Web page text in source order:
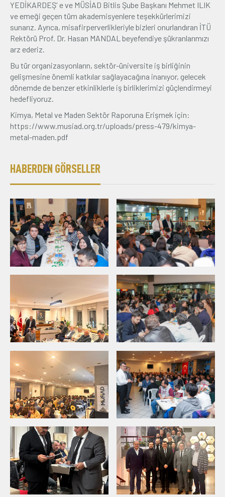
YEDİKARDEŞ' e ve MÜSİAD Bitlis Şube Başkanı Mehmet ILIK
ve emeği geçen tüm akademisyenlere teşekkürlerimizi
sunarız. Ayrıca, misafirperverlikleriyle bizleri onurlandıran İTÜ
Rektörü Prof. Dr. Hasan MANDAL beyefendiye şükranlarımızı
arz ederiz.
Bu tür organizasyonların, sektör-üniversite iş birliğinin
gelişmesine önemli katkılar sağlayacağına inanıyor, gelecek
dönemde de benzer etkinliklerle iş birliklerimizi güçlendirmeyi
hedefliyoruz.
Kimya, Metal ve Maden Sektör Raporuna Erişmek için:
https://www.musiad.org.tr/uploads/press-479/kimya-
metal-maden.pdf
HABERDEN GÖRSELLER